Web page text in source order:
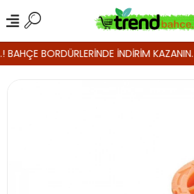
BORDÜRLERİNDE İNDİRİM KAZANIN.!!